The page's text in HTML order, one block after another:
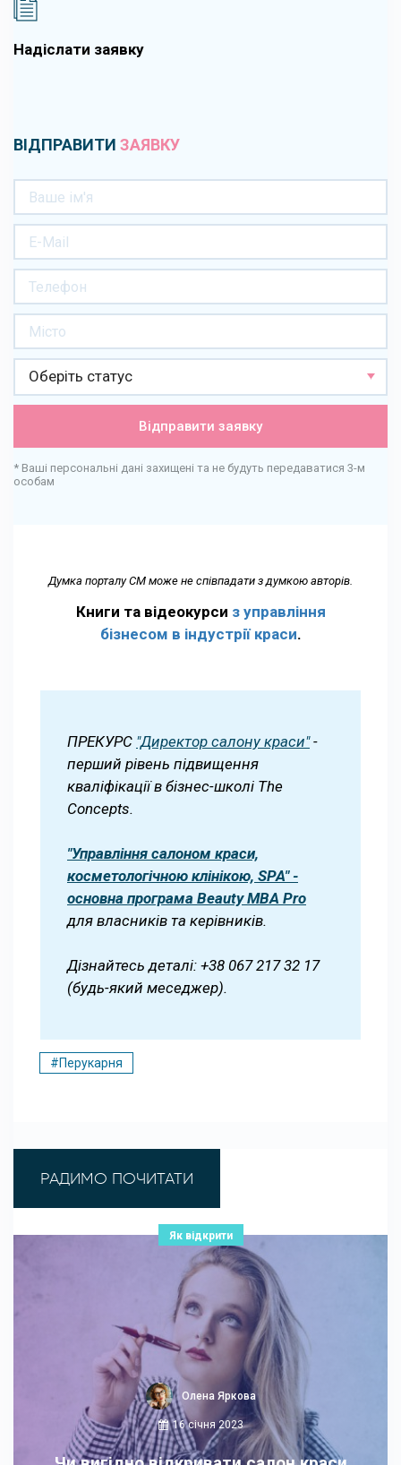
Надіслати заявку
ВІДПРАВИТИ ЗАЯВКУ
Оберіть статус
Відправити заявку
* Ваші персональні дані захищені та не будуть передаватися 3-м
особам
Думка порталу СМ може не співпадати з думкою авторів.
Книги та відеокурси з управління
бізнесом в індустрії краси.
ПРЕКУРС "Директор салону краси"-
перший рівень підвищення
кваліфікації в бізнес-школі The
Concepts.
"Управління салоном краси,
косметологічною клінікою, SPA" -
основна програма Beauty MBA Pro
для власників та керівників.
Дізнайтесь деталі: +38 067 217 32 17
(будь-який меседжер).
#Перукарня
РАДИМО ПОЧИТАТИ
Як відкрити
Олена Яркова
16 січня 2023